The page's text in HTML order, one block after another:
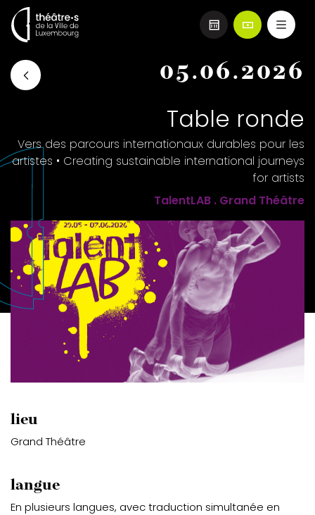
Aller
au
contenu
05.06.2026
Table ronde
Vers des parcours internationaux durables pour les
artistes • Creating sustainable international journeys
for artists
TalentLAB . Grand Théâtre
lieu
Grand Théâtre
langue
En plusieurs langues, avec traduction simultanée en